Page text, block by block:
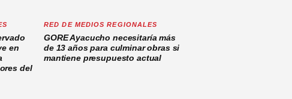
en
del
RED DE MEDIOS REGIONALES
GORE Ayacucho necesitaría más
de 13 años para culminar obras si
mantiene presupuesto actual